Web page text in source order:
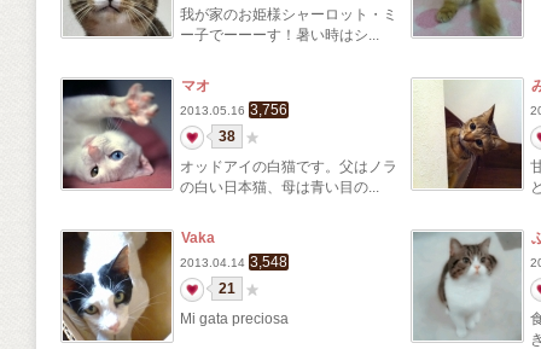
我が家のお姫様シャーロット・ミ
ー子でーーーす！暑い時はシ...
マオ
2013.05.16 3,756
38
オッドアイの白猫です。父はノラ
の白い日本猫、母は青い目の...
Vaka
2013.04.14 3,548
21
Mi gata preciosa